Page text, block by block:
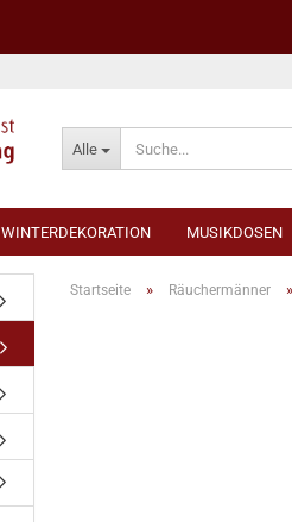
Alle
WINTERDEKORATION MUSIKDOSEN
Startseite » Räuchermänner »